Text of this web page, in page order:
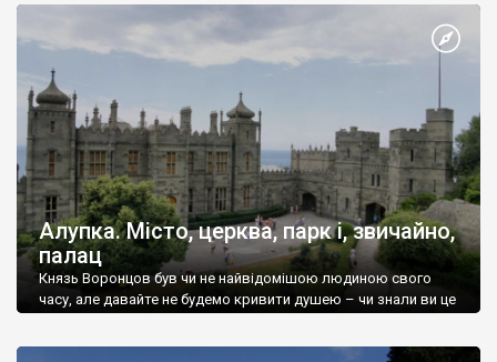
Алупка. Місто, церква, парк і, звичайно,
палац
Князь Воронцов був чи не найвідомішою людиною свого
часу, але давайте не будемо кривити душею – чи знали ви це